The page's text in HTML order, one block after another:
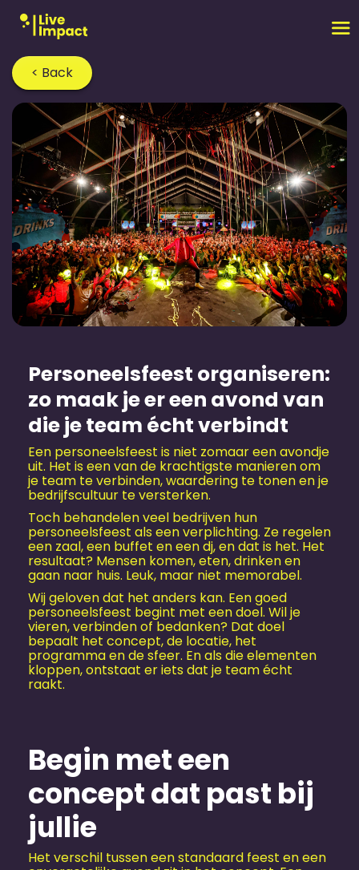
< Back
Home›Blog
Personeels­feest organiseren:
zo maak je er een avond van
die je team écht verbindt
Een personeels­feest is niet zomaar een avondje
uit. Het is een van de krachtigste manieren om
je team te verbinden, waardering te tonen en je
bedrijfscultuur te versterken.
Toch behandelen veel bedrijven hun
personeels­feest als een verplichting. Ze regelen
een zaal, een buffet en een dj, en dat is het. Het
resultaat? Mensen komen, eten, drinken en
gaan naar huis. Leuk, maar niet memorabel.
Wij geloven dat het anders kan. Een goed
personeels­feest begint met een doel. Wil je
vieren, verbinden of bedanken? Dat doel
bepaalt het concept, de locatie, het
programma en de sfeer. En als die elementen
kloppen, ontstaat er iets dat je team écht
raakt.
Begin met een
concept dat past bij
jullie
Het verschil tussen een standaard feest en een